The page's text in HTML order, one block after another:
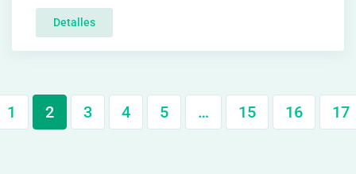
Detalles
1 2 3 4 5 … 15 16 17